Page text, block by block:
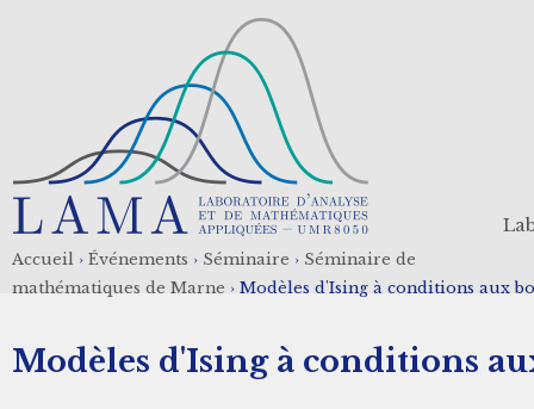
Fil
Accueil › Événements › Séminaire › Séminaire de
mathématiques de Marne › Modèles d'Ising à conditions aux
Modèles d'Ising à conditions